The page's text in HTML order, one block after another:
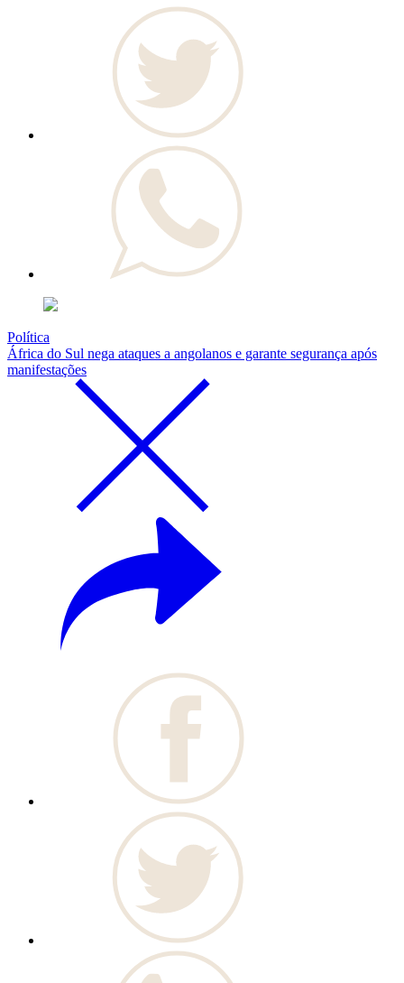
Política
África do Sul nega ataques a angolanos e garante segurança após
manifestações